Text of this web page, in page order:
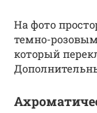
На фото
темно-
который